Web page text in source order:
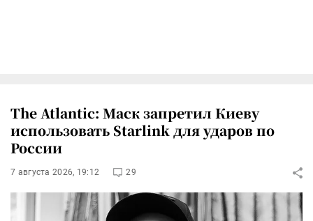
The Atlantic: Маск запретил Киеву
использовать Starlink для ударов по
России
7 августа 2026, 19:12 29